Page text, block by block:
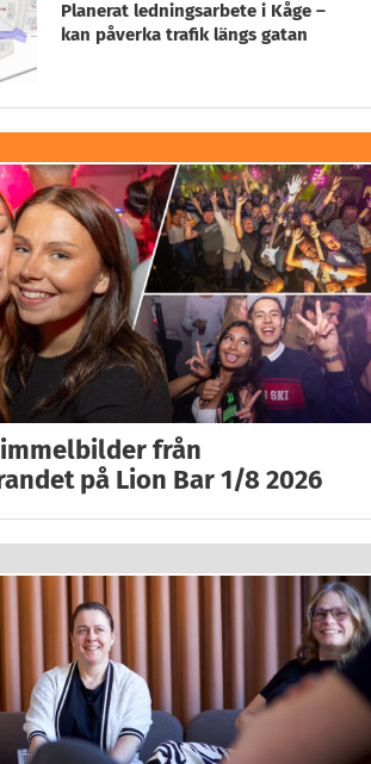
Planerat ledningsarbete i Kåge –
kan påverka trafik längs gatan
från
på Lion Bar 1/8 2026